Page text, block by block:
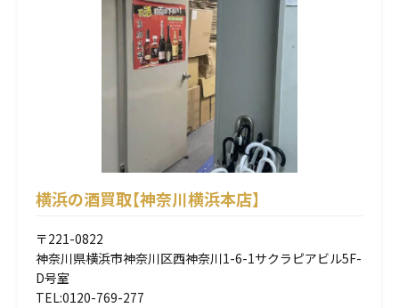
横浜の酒買取【神奈川横浜本店】
〒221-0822
神奈川県横浜市神奈川区西神奈川1-6-1サクラピアビル5F-
D号室
TEL:0120-769-277